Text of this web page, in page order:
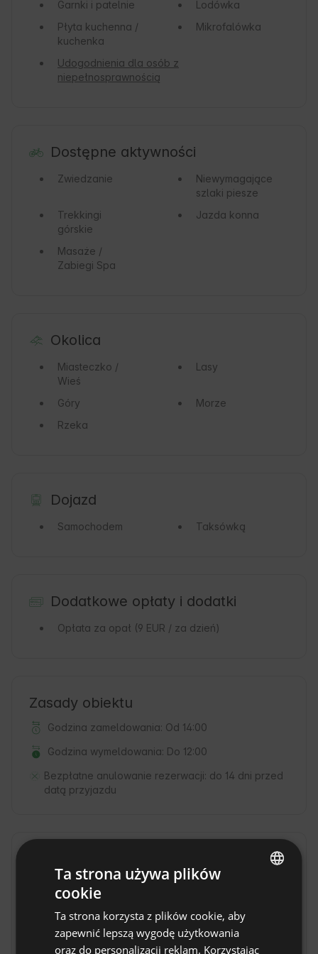
Garnki i patelnie
Lodówka
Płyta kuchenna /
kuchenka
Mikrofalówka
Udogodnienia dla osób z
niepełnosprawnością
Dostępne aktywności
Zwiedzanie
Niewymagające
szlaki piesze
Trekkingi
górskie
Jazda konna
Masaże /
Zabiegi Spa
Okolica
Miasteczko /
Wieś
Lasy
Góry
Morze
Rzeka
Dojazd
Samochodem Taksówką
Dodatkowe opłaty i dodatki
Opłata za opał (9 EUR / za dzień)
Zasady obiektu
Godzina zameldowania: Od 14:00
Godzina wymeldowania: Do 12:00
Bezpłatne anulowanie rezerwacji: do 14 dni przed
datą przyjazdu
Outes, prowincja La Coruña, Hiszpania
SPANISH
Ta strona używa plików
cookie
Ta strona korzysta z plików cookie, aby
zapewnić lepszą wygodę użytkowania
oraz do personalizacji reklam. Korzystając